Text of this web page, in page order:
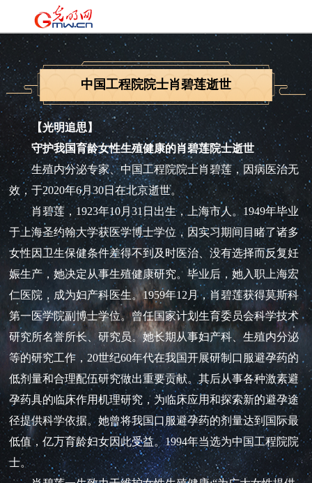
中国工程院院士肖碧莲逝世
【光明追思】
守护我国育龄女性生殖健康的肖碧莲院士逝世
生殖内分泌专家、中国工程院院士肖碧莲，因病医治无
效，于2020年6月30日在北京逝世。
肖碧莲，1923年10月31日出生，上海市人。1949年毕业
于上海圣约翰大学获医学博士学位，因实习期间目睹了诸多
女性因卫生保健条件差得不到及时医治、没有选择而反复妊
娠生产，她决定从事生殖健康研究。毕业后，她入职上海宏
仁医院，成为妇产科医生。1959年12月，肖碧莲获得莫斯科
第一医学院副博士学位。曾任国家计划生育委员会科学技术
研究所名誉所长、研究员。她长期从事妇产科、生殖内分泌
等的研究工作，20世纪60年代在我国开展研制口服避孕药的
低剂量和合理配伍研究做出重要贡献。其后从事各种激素避
孕药具的临床作用机理研究，为临床应用和探索新的避孕途
径提供科学依据。她曾将我国口服避孕药的剂量达到国际最
低值，亿万育龄妇女因此受益。1994年当选为中国工程院院
士。